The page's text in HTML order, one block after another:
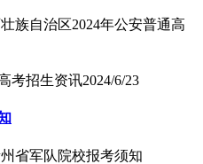
族自治区2024年公安普通高
考招生资讯2024/6/23
省军队院校报考须知